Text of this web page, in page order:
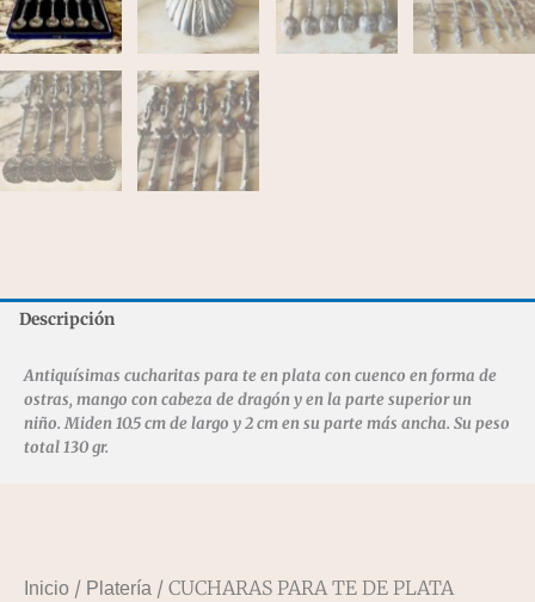
Descripción
Antiquísimas cucharitas para te en plata con cuenco en forma de
ostras, mango con cabeza de dragón y en la parte superior un
niño. Miden 10.5 cm de largo y 2 cm en su parte más ancha. Su peso
total 130 gr.
Inicio / Platería / CUCHARAS PARA TE DE PLATA